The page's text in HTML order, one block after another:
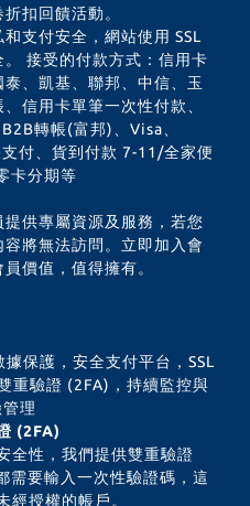
扣回饋活動。
支付安全，網站使用 SSL
接受的付款方式：信用卡
、凱基、聯邦、中信、玉
信用卡單筆一次性付款、
轉帳(富邦)、Visa、
付、貨到付款 7-11/全家便
卡分期等
供專屬資源及服務，若您
將無法訪問。立即加入會
價值，值得擁有。
保護，安全支付平台，SSL
重驗證 (2FA)，持續監控與
理
(2FA)
全性，我們提供雙重驗證
需要輸入一次性驗證碼，這
經授權的帳戶。